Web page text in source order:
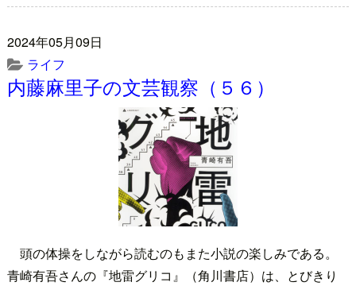
2024年05月09日
ライフ
内藤麻里子の文芸観察（５６）
頭の体操をしながら読むのもまた小説の楽しみである。
青崎有吾さんの『地雷グリコ』（角川書店）は、とびきり